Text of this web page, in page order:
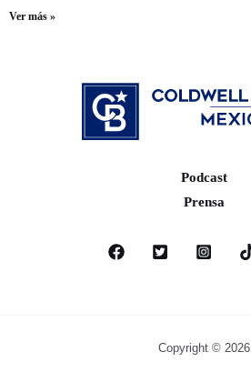
Ver más »
Podcast
Prensa
Copyright © 2026